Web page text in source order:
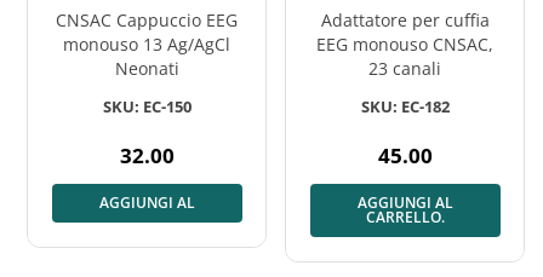
CNSAC Cappuccio EEG
monouso 13 Ag/AgCl
Neonati
SKU: EC-150
Prezzo
normale
32.00
AGGIUNGI AL
Adattatore per cuffia
EEG monouso CNSAC,
23 canali
SKU: EC-182
Prezzo
normale
45.00
AGGIUNGI AL
CARRELLO.